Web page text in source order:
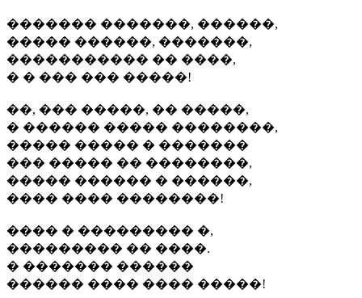
������� �������, ������,
����� ������, �������,
����������� �� ����,
� � ��� ��� �����!
��, ��� �����, �� �����,
� ������ ����� ��������,
����� ����� � �������
��� ����� �� ��������,
����� ������ � ������,
���� ���� ��������!
���� � ��������� �,
��������� �� ����.
� ������� ������
������ ���� ���� �����!